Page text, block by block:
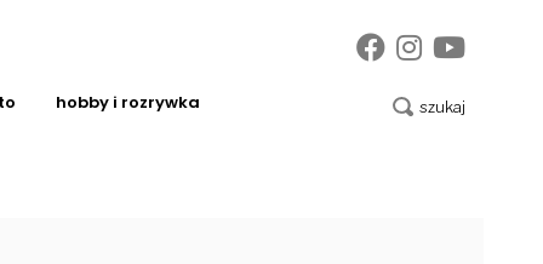
hobby i rozrywka